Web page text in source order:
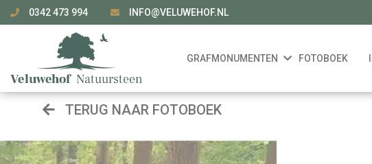
0342 473 994 INFO@VELUWEHOF.NL
GRAFMONUMENTEN FOTOBOEK
TERUG NAAR FOTOBOEK